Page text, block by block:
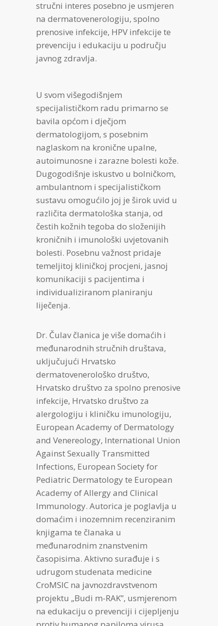
stručni interes posebno je usmjeren
na dermatovenerologiju, spolno
prenosive infekcije, HPV infekcije te
prevenciju i edukaciju u području
javnog zdravlja.
U svom višegodišnjem
specijalističkom radu primarno se
bavila općom i dječjom
dermatologijom, s posebnim
naglaskom na kronične upalne,
autoimunosne i zarazne bolesti kože.
Dugogodišnje iskustvo u bolničkom,
ambulantnom i specijalističkom
sustavu omogućilo joj je širok uvid u
različita dermatološka stanja, od
čestih kožnih tegoba do složenijih
kroničnih i imunološki uvjetovanih
bolesti. Posebnu važnost pridaje
temeljitoj kliničkoj procjeni, jasnoj
komunikaciji s pacijentima i
individualiziranom planiranju
liječenja.
Dr. Čulav članica je više domaćih i
međunarodnih stručnih društava,
uključujući Hrvatsko
dermatovenerološko društvo,
Hrvatsko društvo za spolno prenosive
infekcije, Hrvatsko društvo za
alergologiju i kliničku imunologiju,
European Academy of Dermatology
and Venereology, International Union
Against Sexually Transmitted
Infections, European Society for
Pediatric Dermatology te European
Academy of Allergy and Clinical
Immunology. Autorica je poglavlja u
domaćim i inozemnim recenziranim
knjigama te članaka u
međunarodnim znanstvenim
časopisima. Aktivno surađuje i s
udrugom studenata medicine
CroMSIC na javnozdravstvenom
projektu „Budi m-RAK”, usmjerenom
na edukaciju o prevenciji i cijepljenju